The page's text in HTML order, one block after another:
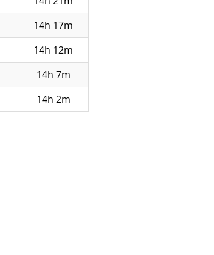
14h 17m
14h 12m
14h 7m
14h 2m